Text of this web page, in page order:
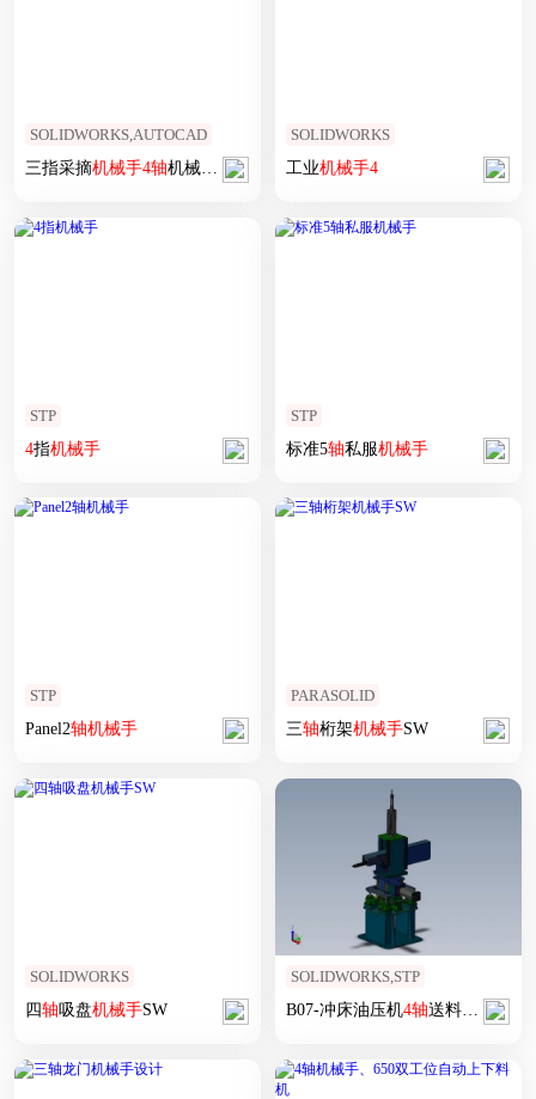
SOLIDWORKS,AUTOCAD
三指采摘机械手4轴机械臂动画仿真sw18
SOLIDWORKS
工业机械手4
STP
4指机械手
STP
标准5轴私服机械手
STP
Panel2轴机械手
PARASOLID
三轴桁架机械手SW
SOLIDWORKS
四轴吸盘机械手SW
SOLIDWORKS,STP
B07-冲床油压机4轴送料机械手